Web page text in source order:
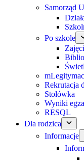
Samorząd
Po szkole
Rekrutacja
Stołówka
Wyniki
RESQL
Dla rodzica
Informacje